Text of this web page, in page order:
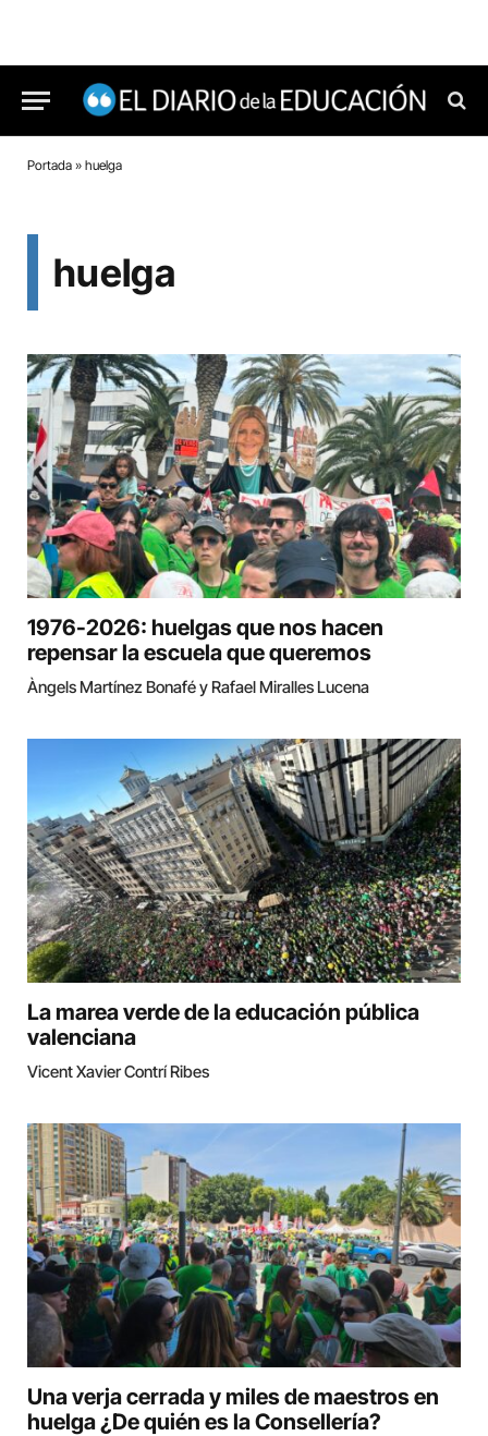
Portada » huelga
huelga
1976-2026: huelgas que nos hacen
repensar la escuela que queremos
Àngels Martínez Bonafé y Rafael Miralles Lucena
La marea verde de la educación pública
valenciana
Vicent Xavier Contrí Ribes
Una verja cerrada y miles de maestros en
huelga ¿De quién es la Consellería?